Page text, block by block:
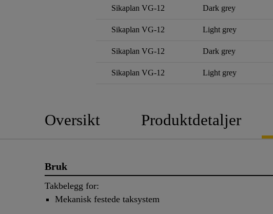
Sikaplan VG-12 Dark grey
Sikaplan VG-12 Light grey
Sikaplan VG-12 Dark grey
Sikaplan VG-12 Light grey
Oversikt Produktdetaljer
Bruk
Takbelegg for:
Mekanisk festede taksystem